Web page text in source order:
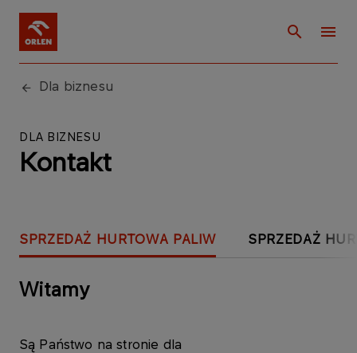
Dla biznesu
DLA BIZNESU
Kontakt
SPRZEDAŻ HURTOWA PALIW SPRZEDAŻ
Witamy
Są Państwo na stronie dla